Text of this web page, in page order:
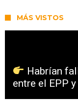
MÁS VISTOS
Habrían
entre el EPP